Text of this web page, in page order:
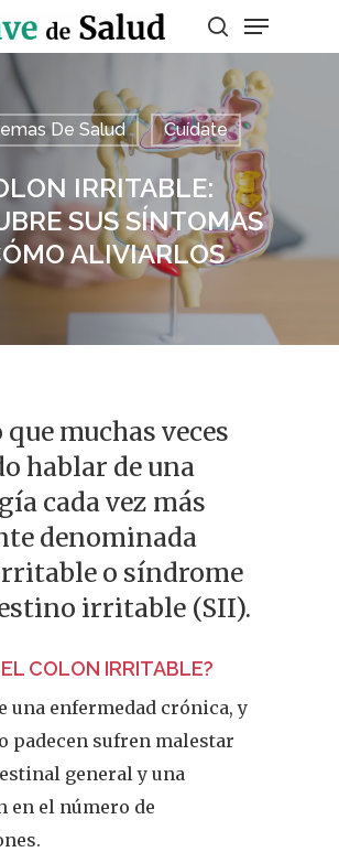
enter para buscar o ESC para
De Salud Cuídate
IRRITABLE:
SUS SÍNTOMAS
ALIVIARLOS
que muchas veces
hablar de una
cada vez más
denominada
o síndrome
irritable (SII).
COLON IRRITABLE?
una enfermedad crónica, y
padecen sufren malestar
general y una
en el número de